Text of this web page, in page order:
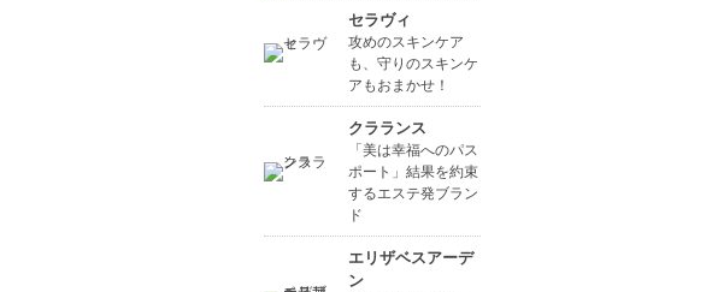
セラヴィ
攻めのスキンケア
も、守りのスキンケ
アもおまかせ！
クラランス
「美は幸福へのパス
ポート」結果を約束
するエステ発ブラン
ド
エリザベスアーデ
ン